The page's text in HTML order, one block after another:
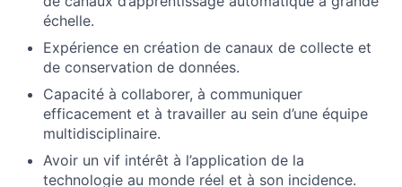
échelle.
Expérience en création de canaux de collecte et
de conservation de données.
Capacité à collaborer, à communiquer
efficacement et à travailler au sein d’une équipe
multidisciplinaire.
Avoir un vif intérêt à l’application de la
technologie au monde réel et à son incidence.